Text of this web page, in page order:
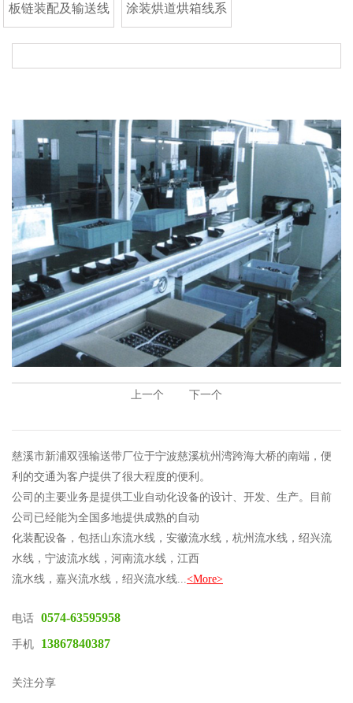
板链装配及输送线
系列
涂装烘道烘箱线系
列
上一个 下一个
慈溪市新浦双强输送带厂位于宁波慈溪杭州湾跨海大桥的南端，便
利的交通为客户提供了很大程度的便利。
公司的主要业务是提供工业自动化设备的设计、开发、生产。目前
公司已经能为全国多地提供成熟的自动
化装配设备，包括山东流水线，安徽流水线，杭州流水线，绍兴流
水线，宁波流水线，河南流水线，江西
流水线，嘉兴流水线，绍兴流水线... <More>
电话 0574-63595958
手机 13867840387
关注分享